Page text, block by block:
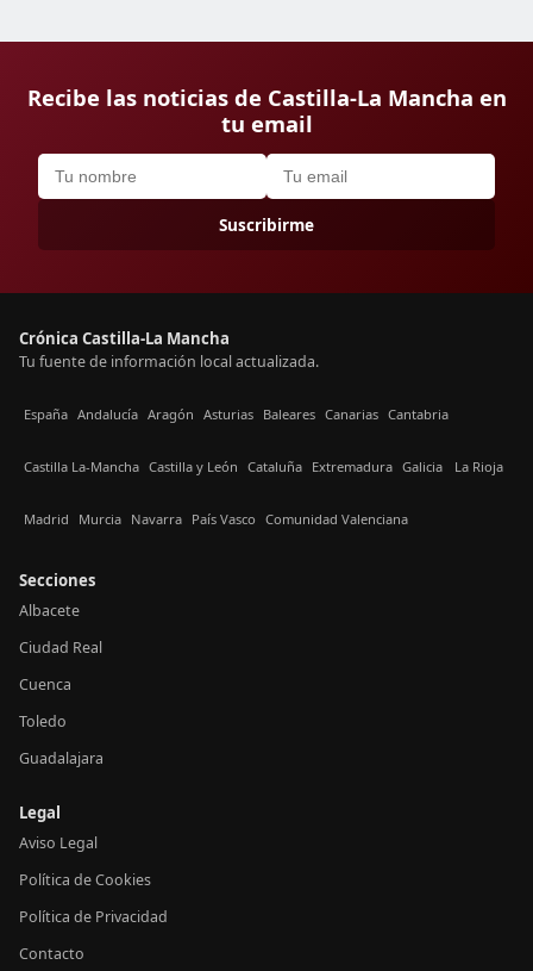
Recibe las noticias de Castilla-La Mancha en
tu email
Suscribirme
Crónica Castilla-La Mancha
Tu fuente de información local actualizada.
España Andalucía Aragón Asturias Baleares Canarias Cantabria
Castilla La-Mancha Castilla y León Cataluña Extremadura Galicia La Rioja
Madrid Murcia Navarra País Vasco Comunidad Valenciana
Secciones
Albacete
Ciudad Real
Cuenca
Toledo
Guadalajara
Legal
Aviso Legal
Política de Cookies
Política de Privacidad
Contacto